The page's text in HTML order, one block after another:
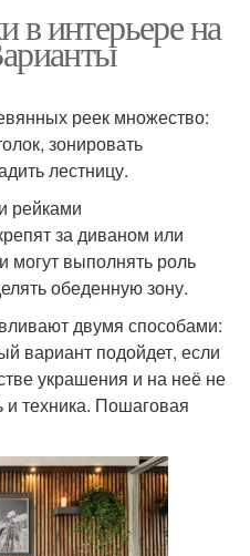
в интерьере на
реек множество:
зонировать
лестницу.
рейками
за диваном или
могут выполнять роль
обеденную зону.
двумя способами:
вариант подойдет, если
украшения и на неё не
и техника. Пошаговая